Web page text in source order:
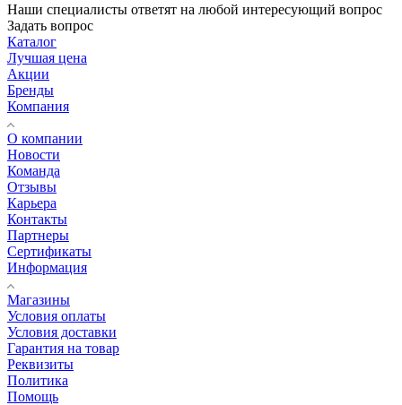
Наши специалисты ответят на любой интересующий вопрос
Задать вопрос
Каталог
Лучшая цена
Акции
Бренды
Компания
О компании
Новости
Команда
Отзывы
Карьера
Контакты
Партнеры
Сертификаты
Информация
Магазины
Условия оплаты
Условия доставки
Гарантия на товар
Реквизиты
Политика
Помощь